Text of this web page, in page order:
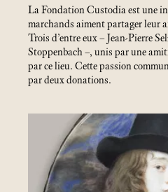
La Fondation Custodia est une
marchands aiment partager leur
Trois d’entre eux – Jean-Pierre
Stoppenbach –, unis par une
par ce lieu. Cette passion
par deux donations.